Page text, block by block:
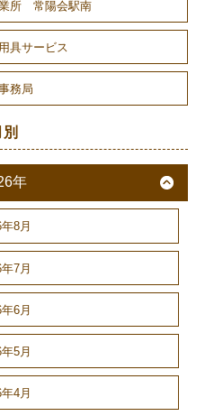
所 常陽会駅南
具サービス
務局
別
年
8月
7月
6月
5月
4月